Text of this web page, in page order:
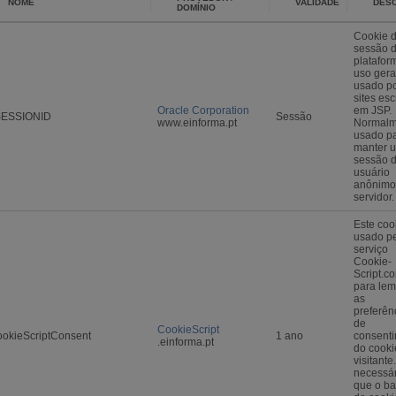
DOMÍNIO
Oracle Corporation
www.einforma.pt
Sessão
Cookie
sessão
uso
usado
sites
em JSP.
usado
manter
sessão
usuário
servidor.
CookieScript
.einforma.pt
1 ano
Este
usado
serviço
Cookie-
para
as
de
do
que o